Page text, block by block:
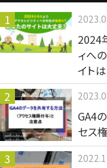
2024
ィへ
イト
GA4
セス